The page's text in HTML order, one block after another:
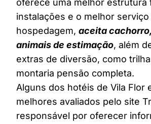
oferece uma melhor estrutura
instalações e o melhor serviço
hospedagem, aceita
animais de estimação, além
extras de diversão, como
montaria pensão completa.
Alguns dos hotéis de Vila Flor
melhores avaliados pelo site
responsável por oferecer